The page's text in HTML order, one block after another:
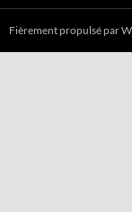
Fièrement propulsé par